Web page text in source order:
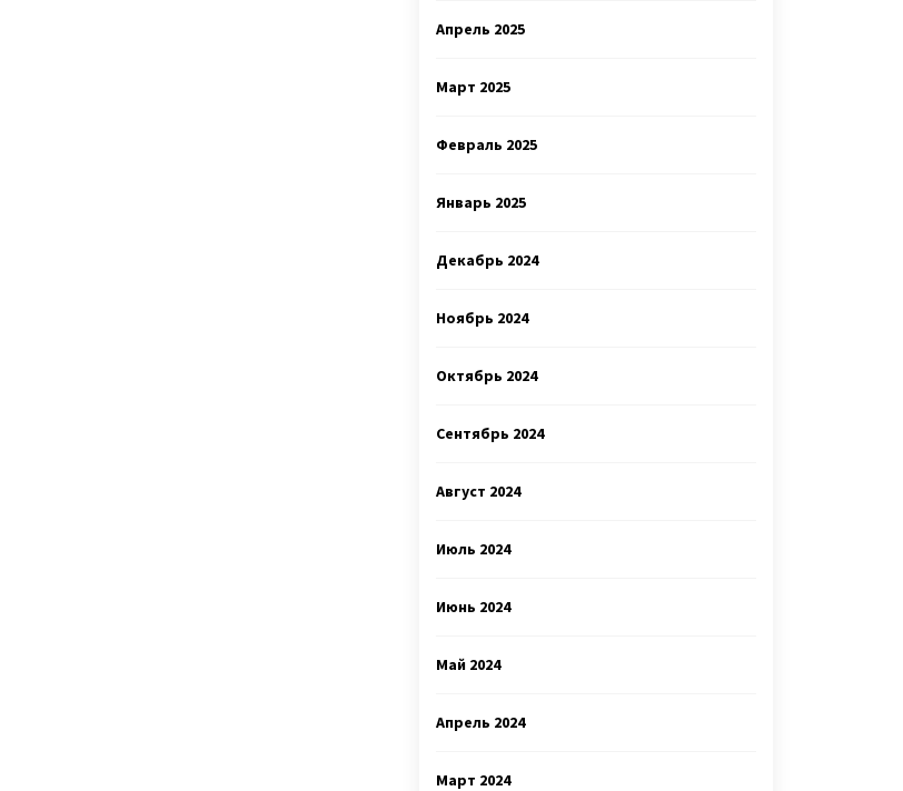
Апрель 2025
Март 2025
Февраль 2025
Январь 2025
Декабрь 2024
Ноябрь 2024
Октябрь 2024
Сентябрь 2024
Август 2024
Июль 2024
Июнь 2024
Май 2024
Апрель 2024
Март 2024